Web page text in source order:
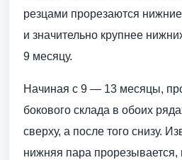
резцами прорезаются
и значительно крупнее
9 месяцу.
Начиная с 9 — 13 месяцы,
бокового склада в обоих
сверху, а после того снизу.
нижняя пара прорезывается,